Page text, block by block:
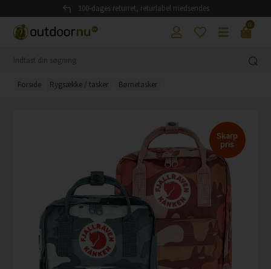
100-dages returret, returlabel medsendes
0
Forside Rygsække / tasker Børnetasker
Skarp
pris